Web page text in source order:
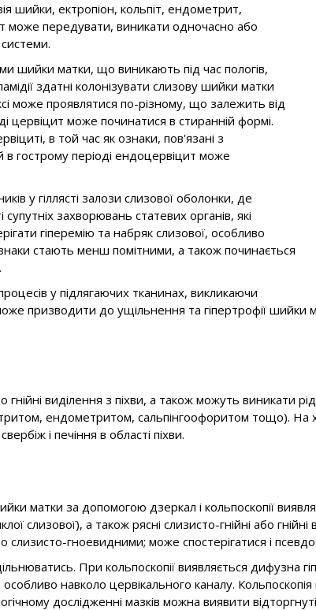
шийки, ектропіон, кольпіт, ендометрит,
може передувати, виникати одночасно або
шийки матки, що виникають під час пологів,
здатні колонізувати слизову шийки матки
може проявлятися по-різному, що залежить від
цервіцит може починатися в стиранній формі.
в той час як ознаки, пов'язані з
гострому періоді ендоцервіцит може
у гіллясті залози слизової оболонки, де
захворювань статевих органів, які
гіперемію та набряк слизової, особливо
стають менш помітними, а також починається
у підлягаючих тканинах, викликаючи
призводити до ущільнення та гіпертрофії
виділення з піхви, а також можуть виникати
ендометритом, сальпінгоофоритом тощо). На
і печіння в області піхви.
матки за допомогою дзеркал і кольпоскопії
слизової), а також рясні слизисто-гнійні або гнійні
гноевидними; може спостерігатися і
При кольпоскопії виявляється дифузна
навколо цервікального каналу. Кольпоскопія
дослідженні мазків можна виявити